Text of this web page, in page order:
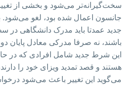
سخت‌گیرانه‌تر می‌شود و بخشی از
جانسون اعمال شده بود، لغو می‌شود.
جدید عمدتا باید مدرک دانشگاهی در
باشند، نه صرفا مدرکی معادل پایان
این شرط جدید شامل افرادی که در
هستند و قصد تمدید ویزای خود را
می‌گوید این تغییر باعث می‌شود